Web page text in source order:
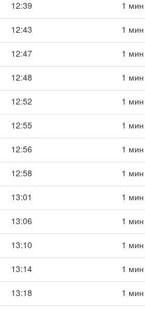
12:39 1 мин
12:43 1 мин
12:47 1 мин
12:48 1 мин
12:52 1 мин
12:55 1 мин
12:56 1 мин
12:58 1 мин
13:01 1 мин
13:06 1 мин
13:10 1 мин
13:14 1 мин
13:18 1 мин